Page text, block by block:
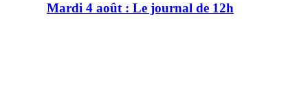
Mardi 4 août : Le journal de 12h